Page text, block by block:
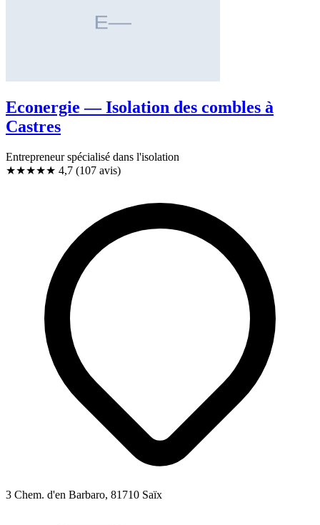
Econergie — Isolation des combles à
Castres
Entrepreneur spécialisé dans l'isolation
★★★★★ 4,7 (107 avis)
3 Chem. d'en Barbaro, 81710 Saïx